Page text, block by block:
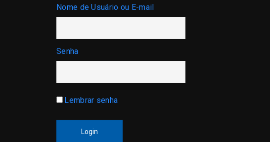
Nome de Usuário ou E-mail
Senha
Lembrar senha
Login